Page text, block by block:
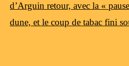
d’Arguin retour, avec la «
dune, et le coup de tabac fini